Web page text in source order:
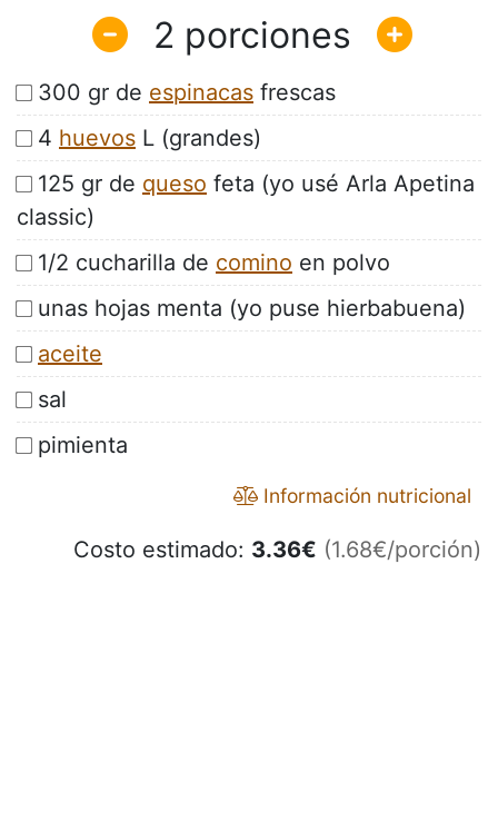
2
300 gr de espinacas frescas
4 huevos L (grandes)
125 gr de queso feta (yo usé Arla Apetina
classic)
1/2 cucharilla de comino en polvo
unas hojas menta (yo puse hierbabuena)
aceite
sal
pimienta
Información nutricional
Costo estimado: 3.36€ (1.68€/porción)